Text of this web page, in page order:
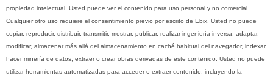
propiedad intelectual. Usted puede ver el contenido para uso personal y no comercial.
Cualquier otro uso requiere el consentimiento previo por escrito de Ebix. Usted no puede
copiar, reproducir, distribuir, transmitir, mostrar, publicar, realizar ingeniería inversa, adaptar,
modificar, almacenar más allá del almacenamiento en caché habitual del navegador, indexar,
hacer minería de datos, extraer o crear obras derivadas de este contenido. Usted no puede
utilizar herramientas automatizadas para acceder o extraer contenido, incluyendo la